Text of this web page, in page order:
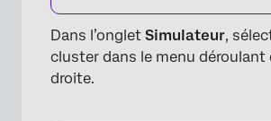
Dans l’onglet Simulateur,
cluster dans le menu déroulant
droite.